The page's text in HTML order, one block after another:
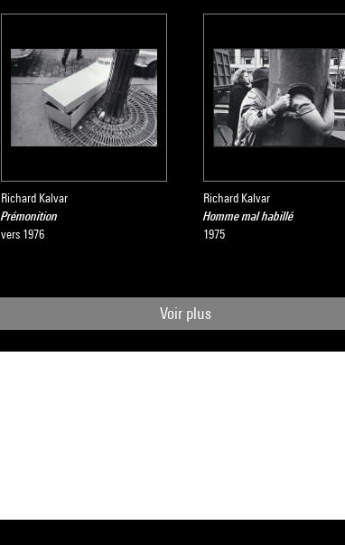
Richard Kalvar
Prémonition
vers 1976
Richard Kalvar
Homme mal habillé
1975
Voir plus